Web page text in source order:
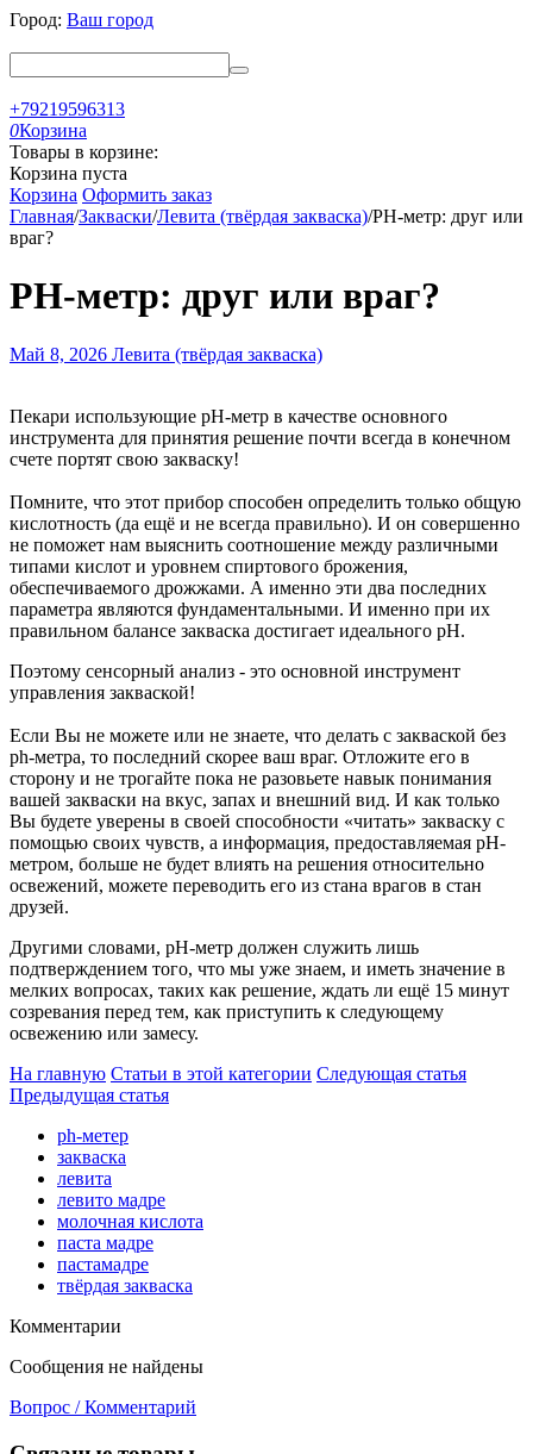
Город: Ваш город
+79219596313
0Корзина
Товары в корзине:
Корзина пуста
Корзина Оформить заказ
Главная/Закваски/Левита (твёрдая закваска)/PH-метр: друг или
враг?
PH-метр: друг или враг?
Май 8, 2026 Левита (твёрдая закваска)
Пекари использующие pH-метр в качестве основного
инструмента для принятия решение почти всегда в конечном
счете портят свою закваску!
Помните, что этот прибор способен определить только общую
кислотность (да ещё и не всегда правильно). И он совершенно
не поможет нам выяснить соотношение между различными
типами кислот и уровнем спиртового брожения,
обеспечиваемого дрожжами. А именно эти два последних
параметра являются фундаментальными. И именно при их
правильном балансе закваска достигает идеального pH.
Поэтому сенсорный анализ - это основной инструмент
управления закваской!
Если Вы не можете или не знаете, что делать с закваской без
ph-метра, то последний скорее ваш враг. Отложите его в
сторону и не трогайте пока не разовьете навык понимания
вашей закваски на вкус, запах и внешний вид. И как только
Вы будете уверены в своей способности «читать» закваску с
помощью своих чувств, а информация, предоставляемая pH-
метром, больше не будет влиять на решения относительно
освежений, можете переводить его из стана врагов в стан
друзей.
Другими словами, pH-метр должен служить лишь
подтверждением того, что мы уже знаем, и иметь значение в
мелких вопросах, таких как решение, ждать ли ещё 15 минут
созревания перед тем, как приступить к следующему
освежению или замесу.
На главную Статьи в этой категории Следующая статья
Предыдущая статья
ph-метер
закваска
левита
левито мадре
молочная кислота
паста мадре
пастамадре
твёрдая закваска
Комментарии
Сообщения не найдены
Вопрос / Комментарий